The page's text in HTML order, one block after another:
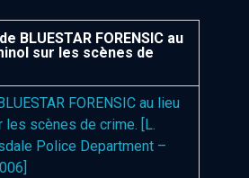
BLUESTAR FORENSIC au
sur les scènes de
FORENSIC au lieu
les scènes de crime. [L.
Police Department –